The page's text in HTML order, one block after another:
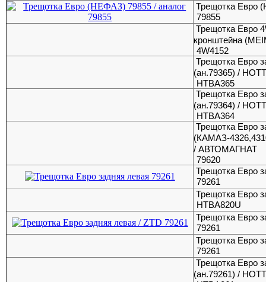
Трещотка Евро
79855
Трещотка Евро
кронштейна
4W4152
Трещотка Евро
(ан.79365) /
HTBA365
Трещотка Евро
(ан.79364) /
HTBA364
Трещотка Евро
(КАМАЗ-
/ АВТОМАГНАТ
79620
Трещотка Евро
79261
Трещотка Евро
HTBA820U
Трещотка Евро
79261
Трещотка Евро
79261
Трещотка Евро
(ан.79261) /